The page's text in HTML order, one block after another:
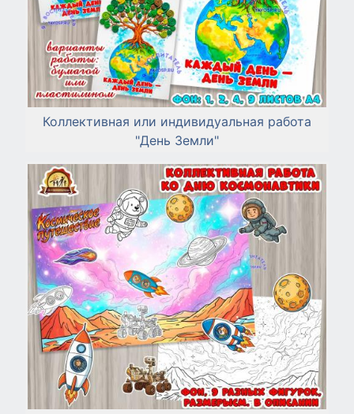
Коллективная или индивидуальная работа
"День Земли"